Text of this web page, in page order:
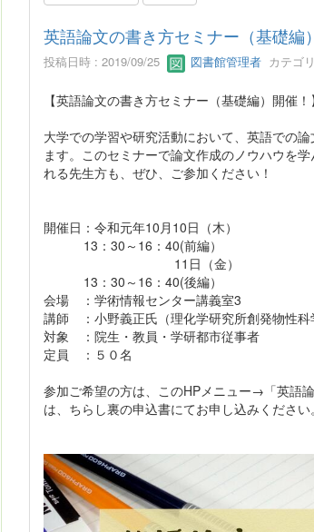
英語論文の書き方セミナー（基礎編
投稿日時 : 2019/09/25 図書館管理者カテゴ
【英語論文の書き方セミナー（基礎編）開催！
大学での学習や研究活動において、英語での
ます。このセミナーで論文作成のノウハウを
れる先生方も、ぜひ、ご参加ください！
開催日：令和元年10月10日（木）
13：30～16：40(前編）
11日（金）
13：30～16：40(後編）
会場 ：学術情報センター講義室3
講師 ：小野義正氏（理化学研究所創発物性科
対象 ：院生・教員・学研都市従事者
定員 ：５０名
参加ご希望の方は、このHPメニュー→「英語
は、ちらし裏の申込書にてお申し込みください。